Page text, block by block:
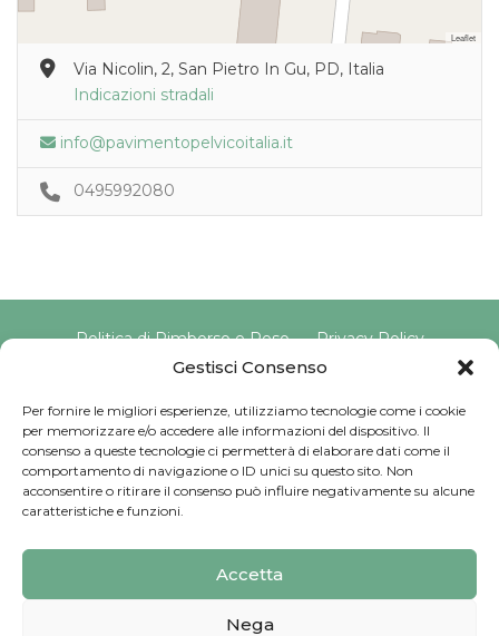
Gestisci Consenso
Per fornire le migliori esperienze, utilizziamo tecnologie come i cookie
per memorizzare e/o accedere alle informazioni del dispositivo. Il
consenso a queste tecnologie ci permetterà di elaborare dati come il
comportamento di navigazione o ID unici su questo sito. Non
acconsentire o ritirare il consenso può influire negativamente su alcune
caratteristiche e funzioni.
Accetta
Nega
Leaflet
Via Nicolin, 2, San Pietro In Gu, PD, Italia
Indicazioni stradali
info@pavimentopelvicoitalia.it
0495992080
Politica di Rimborso e Reso
Privacy Policy
Cookie Policy
Copyright © 2025 Pavimento Pelvico Italia beAPPI srl |
Indirizzo: Via Cassia 1827 Int. A, 00123 Roma (RM) |
P.IVA: 16569171008 | Email PEC:
pavimentopelvicoitalia@pec.it | Codice Univoco: